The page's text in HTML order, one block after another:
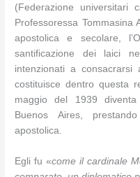
(Federazione universitari
Professoressa Tommasina
apostolica e secolare,
santificazione dei laici
intenzionati a
costituisce dentro questa
maggio del 1939
Buenos Aires,
apostolica.
Egli fu «come il cardinale